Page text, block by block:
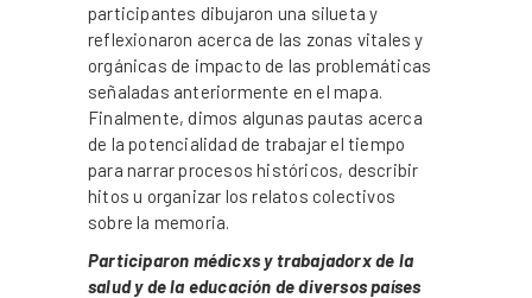
participantes dibujaron una silueta y
reflexionaron acerca de las zonas vitales y
orgánicas de impacto de las problemáticas
señaladas anteriormente en el mapa.
Finalmente, dimos algunas pautas acerca
de la potencialidad de trabajar el tiempo
para narrar procesos históricos, describir
hitos u organizar los relatos colectivos
sobre la memoria.
Participaron médicxs y trabajadorx de la
salud y de la educación de diversos países